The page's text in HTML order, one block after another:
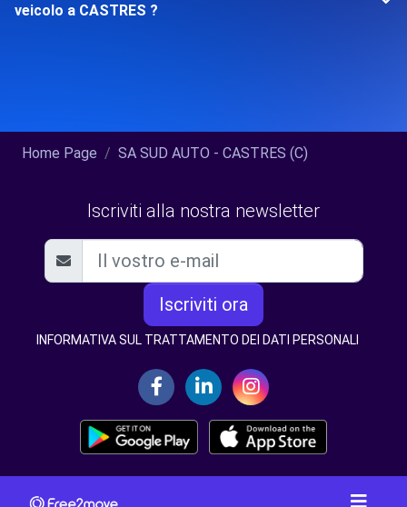
veicolo a CASTRES ?
Home Page SA SUD AUTO - CASTRES (C)
Iscriviti alla nostra newsletter
Iscriviti ora
INFORMATIVA SUL TRATTAMENTO DEI DATI PERSONALI